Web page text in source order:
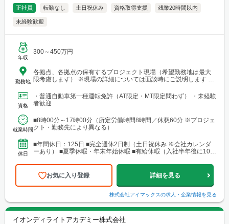
正社員 転勤なし 土日祝休み 資格取得支援 残業20時間以内
未経験歓迎
年収
300～450万円
勤務地
各拠点、各拠点の保有するプロジェクト現場（希望勤務地は最大
限考慮します） ※現場の詳細については面談時にご説明します
渋谷区代々木2-23-1 ニューステートメナー1055 └アクセス：京王
線「新宿駅」から徒歩5分 ※東京都を中心とした首都圏のほか、栃
木・群馬・茨城・埼玉・山梨・千葉・神奈川などに関東圏内の現
7-4（アーケード内） 宮城商事ビル4F ※宮城県エリアのほか、青
森・岩手・秋田・山形・福島などに現場あり ■北日本支店 札
北10条西3丁目13 NKエルムビル1F └アクセス：地下鉄「北12条
駅」徒歩3分、JR「札幌駅」徒歩9分 ※札幌を中心とした道央圏の
ど）に現場あり。 ■関西支店 神戸営業所 兵庫県神戸市中央区東
町122-2 港都ビル8階 └アクセス：「三宮・花時計前駅」から徒歩
2分、「三宮駅」から徒歩8分 ※関西、近畿圏を中心としたエリア
のほか、西日本（九州・四国・中国）にも現場あり。 ■関西
支店 大阪事務所 大阪府大阪市北区梅田1-1-3-500 大阪駅前第3ビル
5階10号 └アクセス：阪急電鉄「大阪梅田駅」、御堂筋線「梅田
駅」、JR「大阪駅」よりアクセス良好 ※関西、近畿圏を中心とし
たエリアのほか、東海・北陸エリアにも現場あり。
資格
・普通自動車第一種運転免許（AT限定・MT限定問わず） ・未経験
者歓迎
就業時間
■8時00分～17時00分（所定労働時間8時間／休憩60分 ※プロジェ
クト・勤務先により異なる）
休日
■年間休日：125日 ■完全週休2日制（土日祝休み ※会社カレンダ
ーあり） ■夏季休暇・年末年始休暇 ■有給休暇（入社半年後に10日
お気に入り登録 詳細を見る
株式会社アイマックスの求人・企業情報を見る
イオンディライトアカデミー株式会社